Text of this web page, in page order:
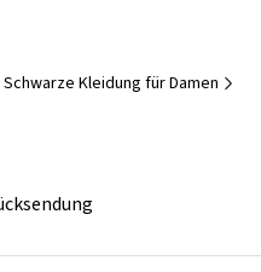
Schwarze Kleidung für Damen